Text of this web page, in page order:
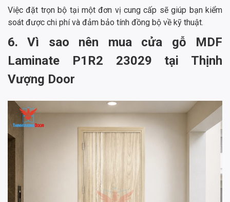
Việc đặt trọn bộ tại một đơn vị cung cấp sẽ giúp bạn kiểm
soát được chi phí và đảm bảo tính đồng bộ về kỹ thuật.
6. Vì sao nên mua cửa gỗ MDF
Laminate P1R2 23029 tại Thịnh
Vượng Door